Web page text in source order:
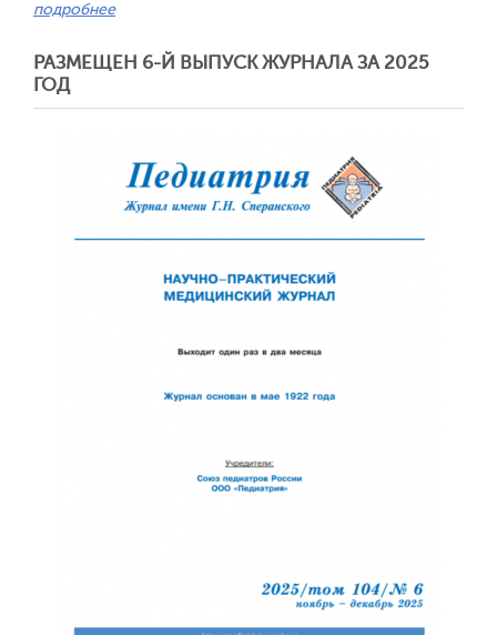
подробнее
РАЗМЕЩЕН 6-Й ВЫПУСК ЖУРНАЛА ЗА 2025
ГОД